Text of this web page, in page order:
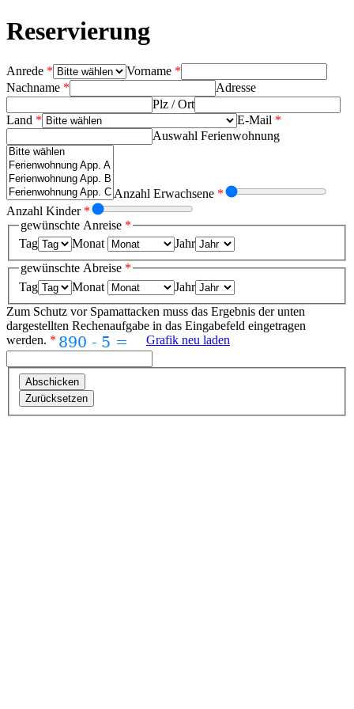
Reservierung
Anrede * Vorname *
Nachname *
Adresse
Plz / Ort
Land * E-Mail *
Auswahl Ferienwohnung
Anzahl Erwachsene *
Anzahl Kinder *
gewünschte Anreise *
Tag
Monat
Jahr
gewünschte Abreise *
Tag
Monat
Jahr
Zum Schutz vor Spamattacken muss das Ergebnis der unten
dargestellten Rechenaufgabe in das Eingabefeld eingetragen
werden. * Grafik neu laden